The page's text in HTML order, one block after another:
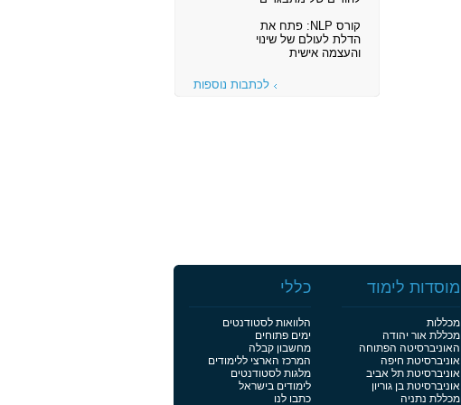
קורס NLP: פתח את
הדלת לעולם של שינוי
והעצמה אישית
לכתבות נוספות
מוסדות לימוד
מכללות
מכללת אור יהודה
האוניברסיטה הפתוחה
אוניברסיטת חיפה
אוניברסיטת תל אביב
אוניברסיטת בן גוריון
מכללת נתניה
כללי
הלוואות לסטודנטים
ימים פתוחים
מחשבון קבלה
המרכז הארצי ללימודים
מלגות לסטודנטים
לימודים בישראל
כתבו לנו